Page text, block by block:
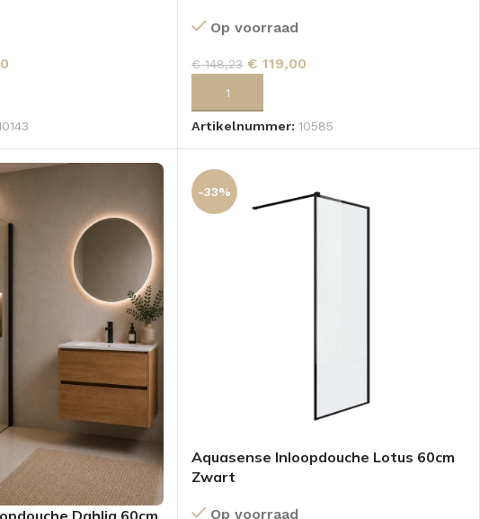
SPIEGELKASTEN
WINKELWAGEN
Op voorraad
€148,23 € 119,00
TOEVOEGEN AAN WINKELWAGEN
Artikelnummer:10585
Dahlia 60cm
-33%
Aquasense Inloopdouche Lotus 60cm
Zwart
Op voorraad